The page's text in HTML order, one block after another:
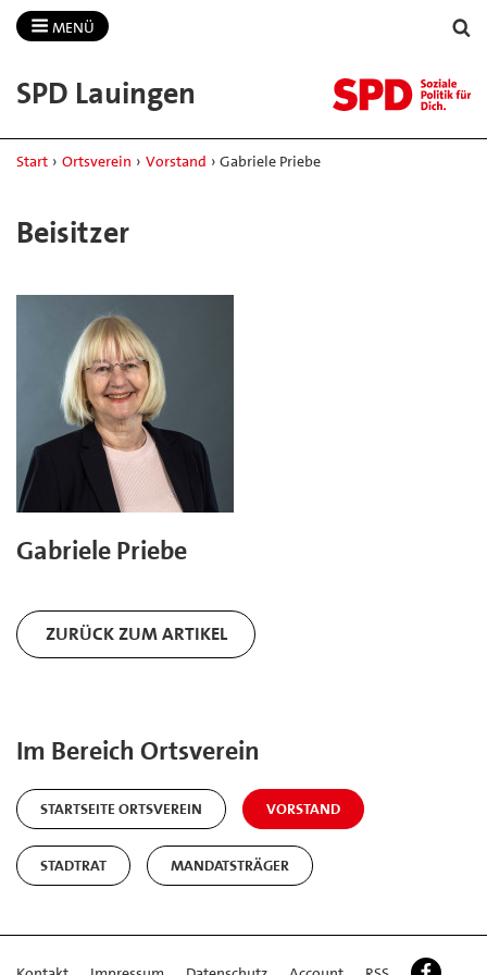
MENÜ
SPD Lauingen
Start › Ortsverein › Vorstand › Gabriele Priebe
Beisitzer
Gabriele Priebe
ZURÜCK ZUM ARTIKEL
Im Bereich Ortsverein
STARTSEITE ORTSVEREIN VORSTAND
STADTRAT MANDATSTRÄGER